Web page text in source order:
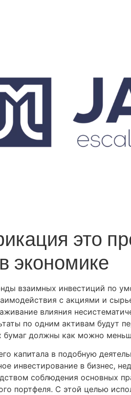
это
экономике
взаимных инвестиций по
с акциями и
влияния
по одним активам будут
бумаг должны как можно
капитала в подобную
инвестирование в бизнес,
соблюдения основных
портфеля. С этой целью